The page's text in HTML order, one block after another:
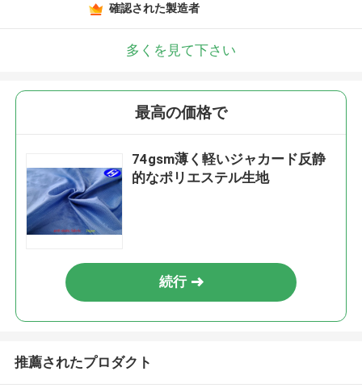
確認された製造者
多くを見て下さい
最高の価格で
74gsm薄く軽いジャカード反静
的なポリエステル生地
続行
推薦されたプロダクト